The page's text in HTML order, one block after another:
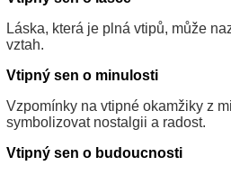
Láska, která je plná vtipů, může
vztah.
Vtipný sen o minulosti
Vzpomínky na vtipné okamžiky z
symbolizovat nostalgii a radost.
Vtipný sen o budoucnosti